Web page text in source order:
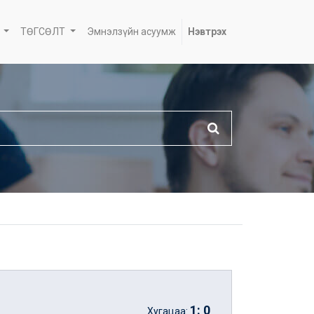
ТӨГСӨЛТ Эмнэлзүйн асуумж Нэвтрэх
Хугацаа: 1: 0